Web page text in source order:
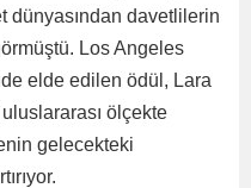
dünyasından davetlilerin
Los Angeles
elde edilen ödül, Lara
ölçekte
gelecekteki